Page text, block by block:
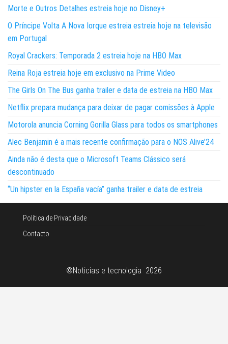
Morte e Outros Detalhes estreia hoje no Disney+
O Príncipe Volta A Nova Iorque estreia estreia hoje na televisão
em Portugal
Royal Crackers: Temporada 2 estreia hoje na HBO Max
Reina Roja estreia hoje em exclusivo na Prime Video
The Girls On The Bus ganha trailer e data de estreia na HBO Max
Netflix prepara mudança para deixar de pagar comissões à Apple
Motorola anuncia Corning Gorilla Glass para todos os smartphones
Alec Benjamin é a mais recente confirmação para o NOS Alive’24
Ainda não é desta que o Microsoft Teams Clássico será
descontinuado
“Un hipster en la España vacía” ganha trailer e data de estreia
Política de Privacidade
Contacto
©Noticias e tecnologia 2026